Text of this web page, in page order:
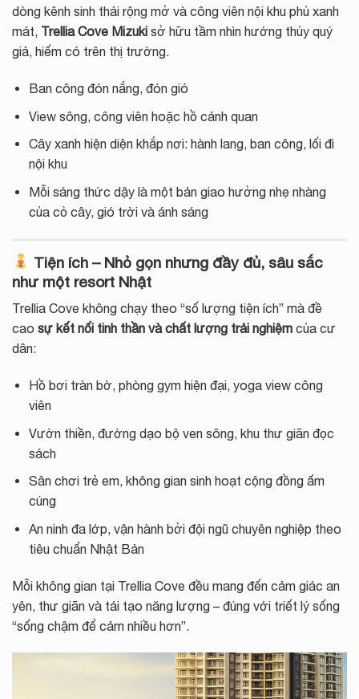
dòng kênh sinh thái rộng mở và công viên nội khu phủ xanh
mát, Trellia Cove Mizuki sở hữu tầm nhìn hướng thủy quý
giá, hiếm có trên thị trường.
Ban công đón nắng, đón gió
View sông, công viên hoặc hồ cảnh quan
Cây xanh hiện diện khắp nơi: hành lang, ban công, lối đi
nội khu
Mỗi sáng thức dậy là một bản giao hưởng nhẹ nhàng
của cỏ cây, gió trời và ánh sáng
Tiện ích – Nhỏ gọn nhưng đầy đủ, sâu sắc
như một resort Nhật
Trellia Cove không chạy theo “số lượng tiện ích” mà đề
cao sự kết nối tinh thần và chất lượng trải nghiệm của cư
dân:
Hồ bơi tràn bờ, phòng gym hiện đại, yoga view công
viên
Vườn thiền, đường dạo bộ ven sông, khu thư giãn đọc
sách
Sân chơi trẻ em, không gian sinh hoạt cộng đồng ấm
cúng
An ninh đa lớp, vận hành bởi đội ngũ chuyên nghiệp theo
tiêu chuẩn Nhật Bản
Mỗi không gian tại Trellia Cove đều mang đến cảm giác an
yên, thư giãn và tái tạo năng lượng – đúng với triết lý sống
“sống chậm để cảm nhiều hơn”.